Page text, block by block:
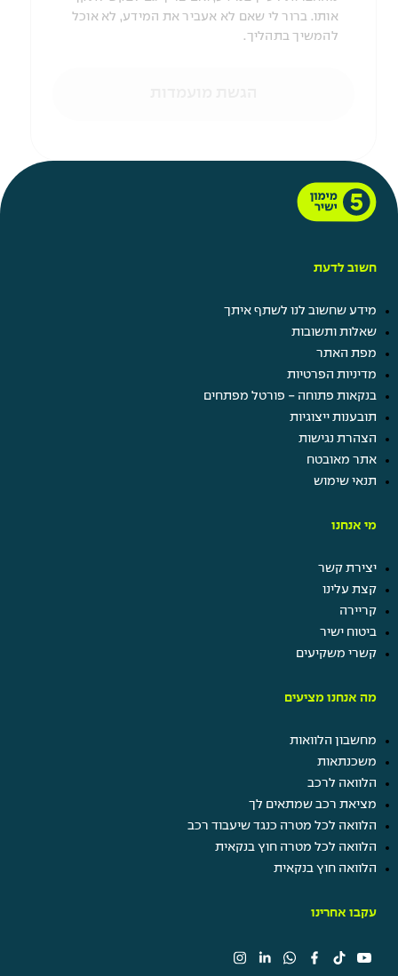
אותו. ברור לי שאם לא אעביר את המידע, לא אוכל
להמשיך בתהליך.
חשוב לדעת
מידע שחשוב לנו לשתף איתך
שאלות ותשובות
מפת האתר
מדיניות הפרטיות
בנקאות פתוחה - פורטל מפתחים
תובענות ייצוגיות
הצהרת נגישות
אתר מאובטח
תנאי שימוש
מי אנחנו
יצירת קשר
קצת עלינו
קריירה
ביטוח ישיר
קשרי משקיעים
מה אנחנו מציעים
מחשבון הלוואות
משכנתאות
הלוואה לרכב
מציאת רכב שמתאים לך
הלוואה לכל מטרה כנגד שיעבוד רכב
הלוואה לכל מטרה חוץ בנקאית
הלוואה חוץ בנקאית
עקבו אחרינו